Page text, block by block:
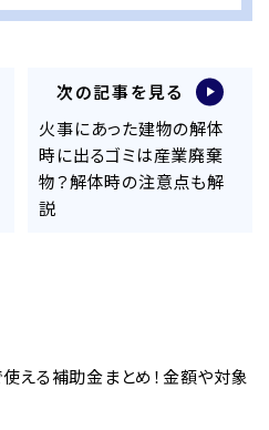
次の記事を見る
火事にあった建物の解体
時に出るゴミは産業廃棄
物？解体時の注意点も解
説
える補助金まとめ！金額や対象